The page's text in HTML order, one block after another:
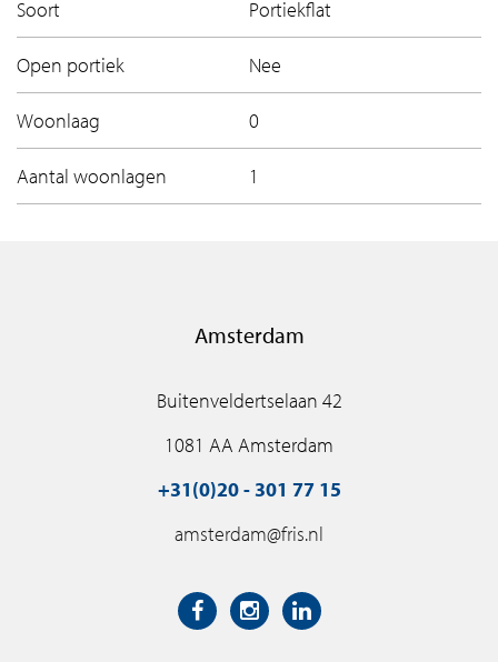
Soort Portiekflat
Open portiek Nee
Woonlaag 0
Aantal woonlagen 1
Amsterdam
Buitenveldertselaan 42
1081 AA Amsterdam
+31(0)20 - 301 77 15
amsterdam@fris.nl